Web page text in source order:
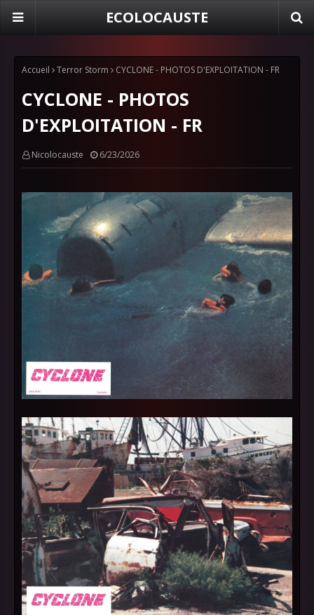
ECOLOCAUSTE
Accueil Terror Storm CYCLONE - PHOTOS D'EXPLOITATION - FR
CYCLONE - PHOTOS
D'EXPLOITATION - FR
Nicolocauste 6/23/2026